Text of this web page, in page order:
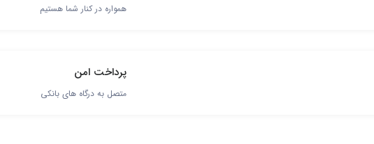
همواره در کنار شما هستیم
پرداخت امن
متصل به درگاه های بانکی